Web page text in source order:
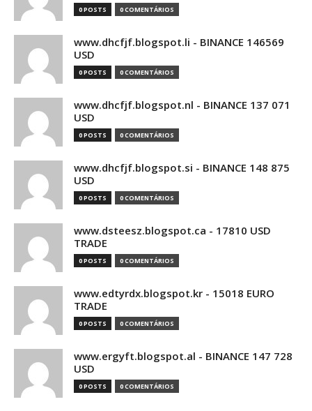
0 POSTS 0 COMENTÁRIOS
www.dhcfjf.blogspot.li - BINANCE 146569
USD
0 POSTS 0 COMENTÁRIOS
www.dhcfjf.blogspot.nl - BINANCE 137 071
USD
0 POSTS 0 COMENTÁRIOS
www.dhcfjf.blogspot.si - BINANCE 148 875
USD
0 POSTS 0 COMENTÁRIOS
www.dsteesz.blogspot.ca - 17810 USD
TRADE
0 POSTS 0 COMENTÁRIOS
www.edtyrdx.blogspot.kr - 15018 EURO
TRADE
0 POSTS 0 COMENTÁRIOS
www.ergyft.blogspot.al - BINANCE 147 728
USD
0 POSTS 0 COMENTÁRIOS